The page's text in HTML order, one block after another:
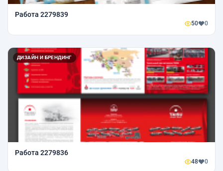
Работа 2279839
50 0
ДИЗАЙН И БРЕНДИНГ
Работа 2279836
48 0